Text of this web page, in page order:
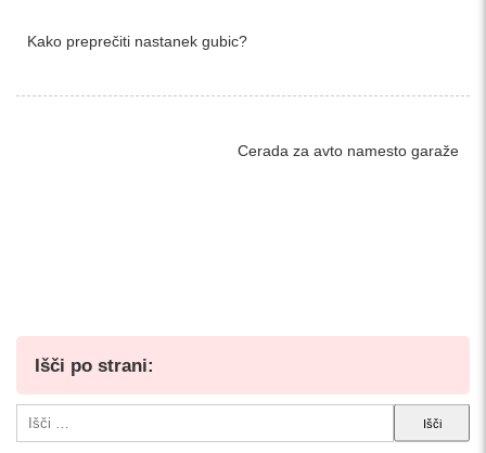
Kako preprečiti nastanek gubic?
Cerada za avto namesto garaže
Išči po strani: